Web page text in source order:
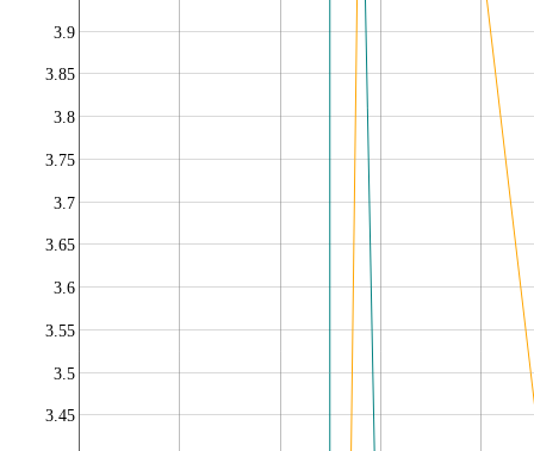
3.45
3.5
3.55
3.6
3.65
3.7
3.75
3.8
3.85
3.9